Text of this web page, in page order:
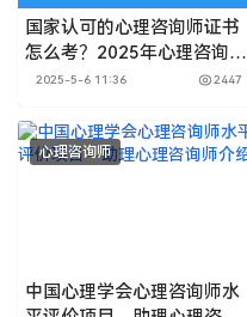
国家认可的心理咨询师证书
怎么考？2025年心理咨询师
报名入口官网及报考条件最
2025-5-6 11:36 2447
心理咨询师
中国心理学会心理咨询师水